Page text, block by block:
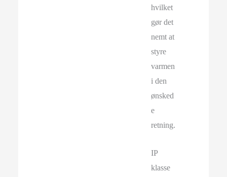
hvilket
gør det
nemt at
styre
varmen
i den
ønsked
e
retning.
IP
klasse